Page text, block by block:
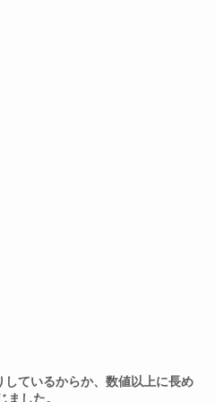
ているからか、数値以上に長め
ました。